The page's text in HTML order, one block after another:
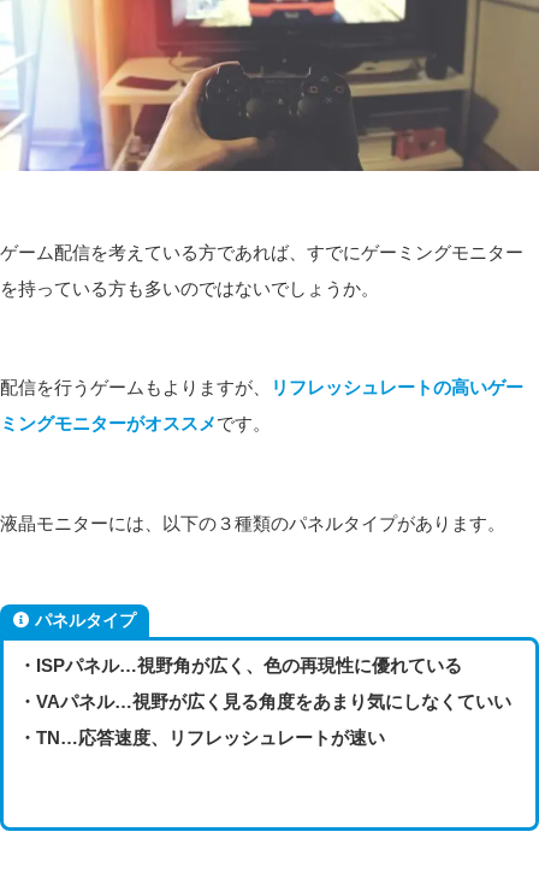
ゲーム配信を考えている方であれば、すでにゲーミングモニター
を持っている方も多いのではないでしょうか。
配信を行うゲームもよりますが、
リフレッシュレートの高いゲー
ミングモニターがオススメです。
液晶モニターには、以下の３種類のパネルタイプがあります。
パネルタイプ
・ISPパネル…視野角が広く、色の再現性に優れている
・VAパネル…視野が広く見る角度をあまり気にしなくていい
・TN…応答速度、リフレッシュレートが速い